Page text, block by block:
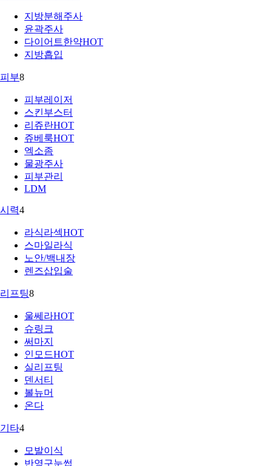
지방분해주사
윤곽주사
다이어트한약HOT
지방흡입
피부8
피부레이저
스킨부스터
리쥬란HOT
쥬베룩HOT
엑소좀
물광주사
피부관리
LDM
시력4
라식라섹HOT
스마일라식
노안/백내장
렌즈삽입술
리프팅8
울쎄라HOT
슈링크
써마지
인모드HOT
실리프팅
덴서티
볼뉴머
온다
기타4
모발이식
반영구눈썹